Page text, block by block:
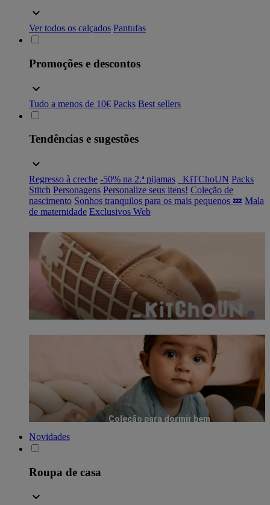
Ver todos os calçados Pantufas
Promoções e descontos
Tudo a menos de 10€ Packs Best sellers
Tendências e sugestões
Regresso à creche -50% na 2.ª pijamas _KiTChoUN Packs
Stitch Personagens Personalize seus itens! Coleção de
nascimento Sonhos tranquilos para os mais pequenos 💤 Mala
de maternidade Exclusivos Web
Coleção para dormir bem
Novidades
Roupa de casa